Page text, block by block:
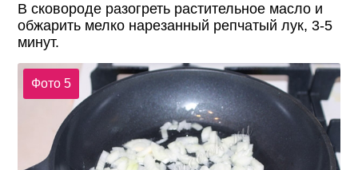
В сковороде разогреть растительное масло и
обжарить мелко нарезанный репчатый лук, 3-5
минут.
Фото 5